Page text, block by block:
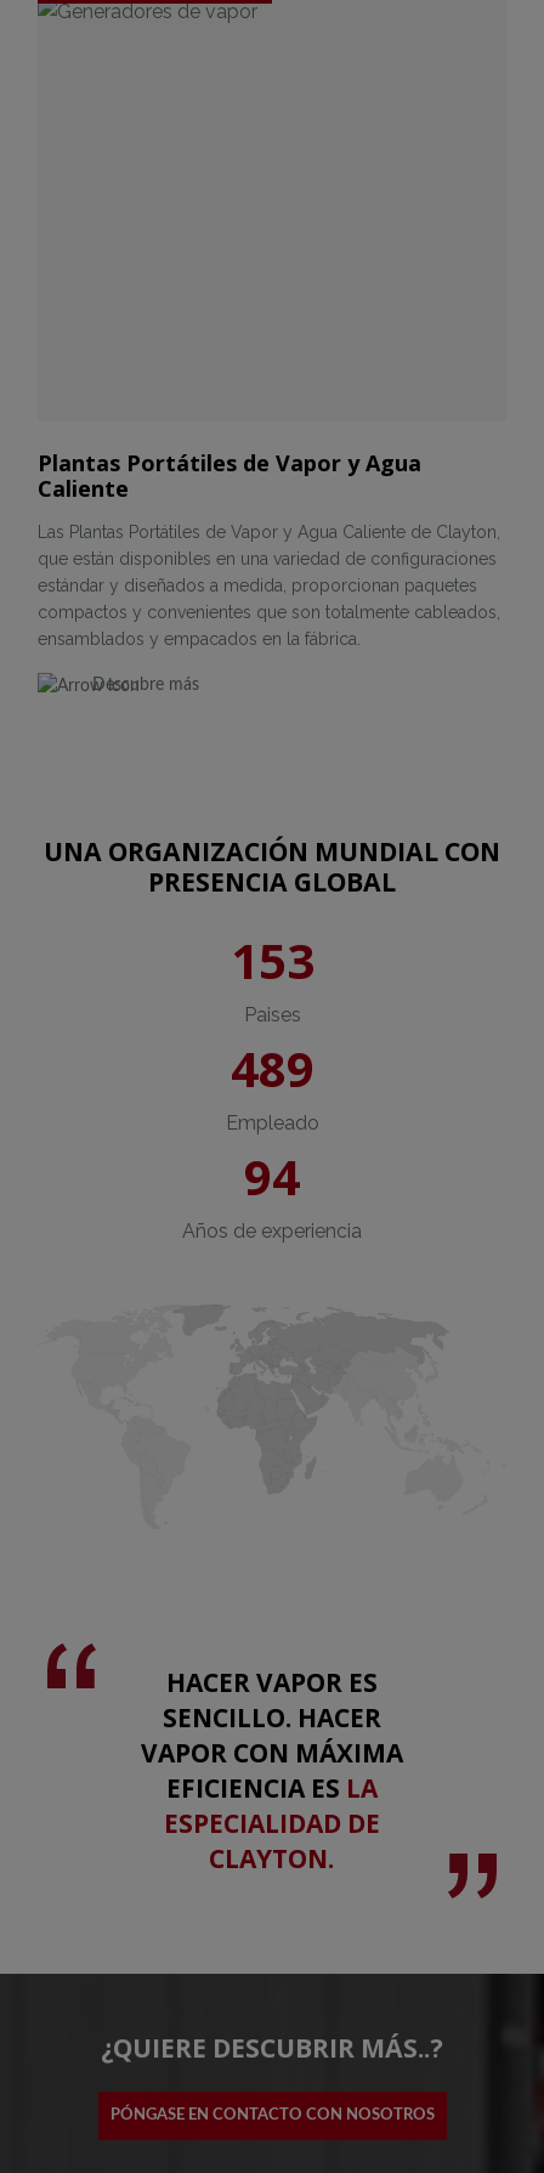
Plantas Portátiles de Vapor y Agua
Caliente
Las Plantas Portátiles de Vapor y Agua Caliente de Clayton,
que están disponibles en una variedad de configuraciones
estándar y diseñados a medida, proporcionan paquetes
compactos y convenientes que son totalmente cableados,
ensamblados y empacados en la fábrica.
Descubre más
UNA ORGANIZACIÓN MUNDIAL CON
PRESENCIA GLOBAL
153
Paises
489
Empleado
94
Años de experiencia
HACER VAPOR ES
SENCILLO. HACER
VAPOR CON MÁXIMA
EFICIENCIA ES LA
ESPECIALIDAD DE
CLAYTON.
¿QUIERE DESCUBRIR MÁS..?
PÓNGASE EN CONTACTO CON NOSOTROS